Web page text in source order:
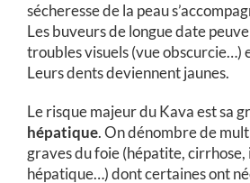
sécheresse de la peau
Les buveurs de longue date
troubles visuels (vue obscurcie…)
Leurs dents deviennent jaunes.
Le risque majeur du Kava est sa
hépatique. On dénombre de
graves du foie (hépatite, cirrhose,
hépatique…) dont certaines ont